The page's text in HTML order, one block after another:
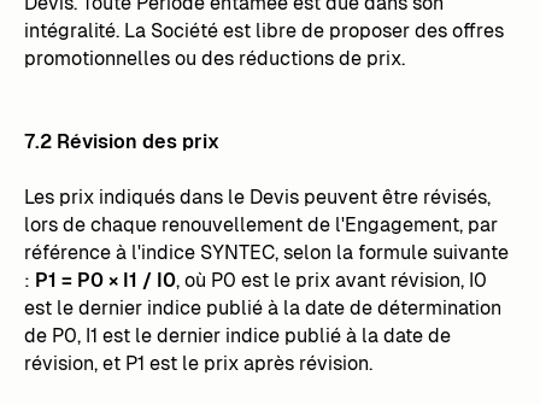
intégralité. La Société est libre de proposer des offres
promotionnelles ou des réductions de prix.
7.2 Révision des prix
Les prix indiqués dans le Devis peuvent être révisés,
lors de chaque renouvellement de l'Engagement, par
référence à l'indice SYNTEC, selon la formule suivante
: P1 = P0 × I1 / I0, où P0 est le prix avant révision, I0
est le dernier indice publié à la date de détermination
de P0, I1 est le dernier indice publié à la date de
révision, et P1 est le prix après révision.